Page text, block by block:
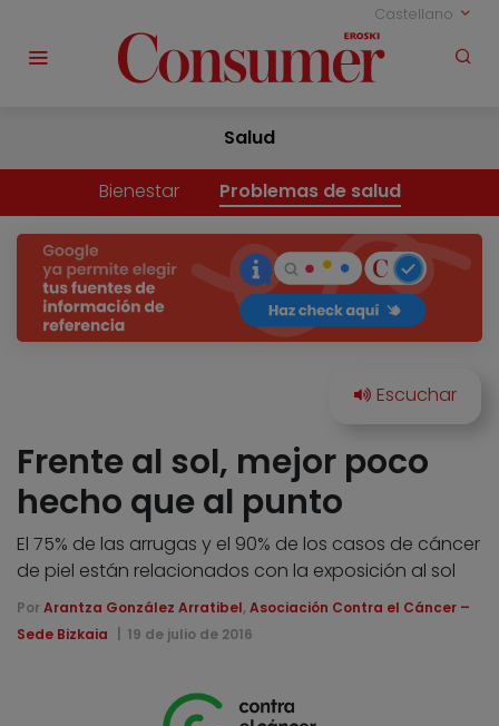
Castellano
Salud
Bienestar Problemas de salud
Frente al sol, mejor poco
hecho que al punto
El 75% de las arrugas y el 90% de los casos de cáncer
de piel están relacionados con la exposición al sol
Por Arantza González Arratibel, Asociación Contra el Cáncer –
Sede Bizkaia
19 de julio de 2016